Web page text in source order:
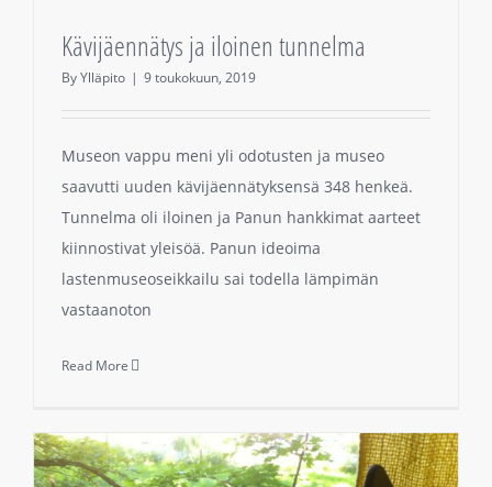
Kävijäennätys ja iloinen tunnelma
ByYlläpito | 9 toukokuun, 2019
Museon vappu meni yli odotusten ja museo
saavutti uuden kävijäennätyksensä 348 henkeä.
Tunnelma oli iloinen ja Panun hankkimat aarteet
kiinnostivat yleisöä. Panun ideoima
lastenmuseoseikkailu sai todella lämpimän
vastaanoton
Read More